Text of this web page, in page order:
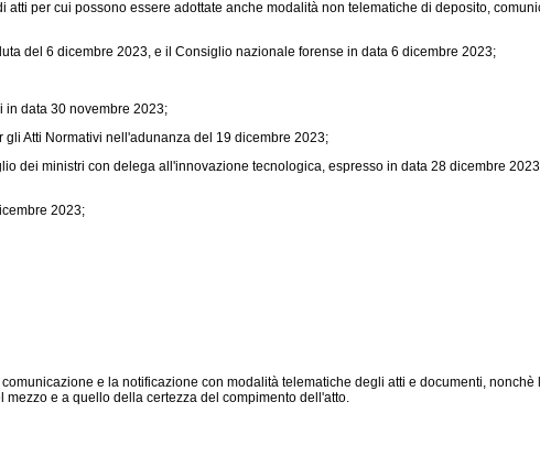
per cui possono essere adottate anche modalità non telematiche di deposito,
del 6 dicembre 2023, e il Consiglio nazionale forense in data 6 dicembre 2023;
data 30 novembre 2023;
Atti Normativi nell'adunanza del 19 dicembre 2023;
dei ministri con delega all'innovazione tecnologica, espresso in data 28 dicembre
2023;
e la notificazione con modalità telematiche degli atti e documenti,
e a quello della certezza del compimento dell'atto.